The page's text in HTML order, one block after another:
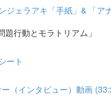
ジェラアキ「手紙」& 「ア
行動とモラトリアム」
ート
（インタビュー）動画